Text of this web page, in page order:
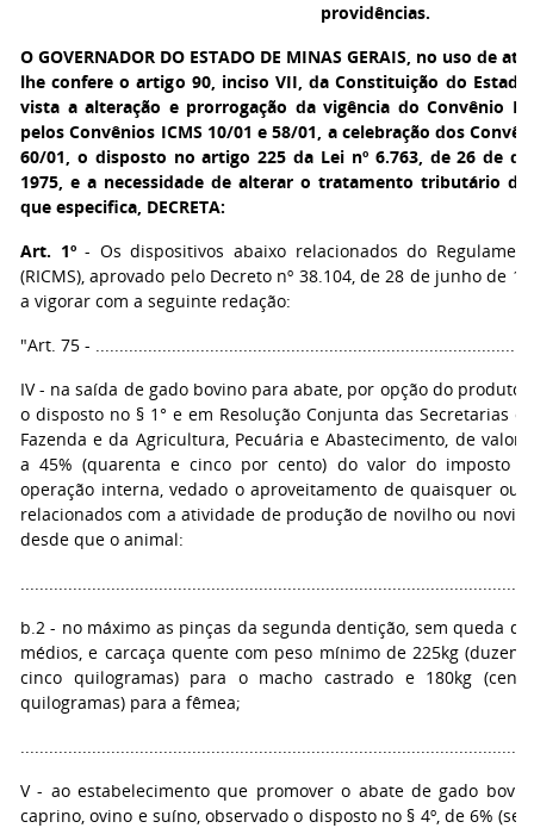
providências.
O GOVERNADOR DO ESTADO DE MINAS GERAIS, no uso de
lhe confere o artigo 90, inciso VII, da Constituição do
vista a alteração e prorrogação da vigência do Convênio
pelos Convênios ICMS 10/01 e 58/01, a celebração dos
60/01, o disposto no artigo 225 da Lei nº 6.763, de 26 de
1975, e a necessidade de alterar o tratamento tributário
que especifica, DECRETA:
Art. 1º- Os dispositivos abaixo relacionados do
(RICMS), aprovado pelo Decreto nº 38.104, de 28 de junho de
a vigorar com a seguinte redação:
"Art. 75 -
IV - na saída de gado bovino para abate, por opção do
o disposto no § 1° e em Resolução Conjunta das Secretarias
Fazenda e da Agricultura, Pecuária e Abastecimento, de valor
a 45% (quarenta e cinco por cento) do valor do imposto
operação interna, vedado o aproveitamento de quaisquer
relacionados com a atividade de produção de novilho ou
desde que o animal:
b.2 - no máximo as pinças da segunda dentição, sem queda
médios, e carcaça quente com peso mínimo de 225kg
cinco quilogramas) para o macho castrado e 180kg
quilogramas) para a fêmea;
V - ao estabelecimento que promover o abate de gado
caprino, ovino e suíno, observado o disposto no § 4º, de 6%